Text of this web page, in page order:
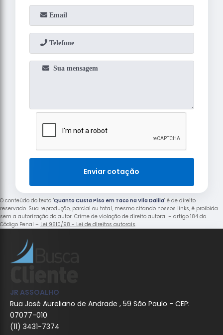
Enviar cotação
O conteúdo do texto "Quanto Custa Piso em Taco na Vila Dalila" é de direito
reservado. Sua reprodução, parcial ou total, mesmo citando nossos links, é proibida
sem a autorização do autor. Crime de violação de direito autoral – artigo 184 do
Código Penal – Lei 9610/98 - Lei de direitos autorais.
JR ASSOALHO
Rua José Aureliano de Andrade , 59 São Paulo - CEP:
07077-010
(11) 3431-7374